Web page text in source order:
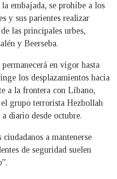
embajada, se prohíbe a los
y sus parientes realizar
las principales urbes,
y Beerseba.
en vigor hasta
los desplazamientos hacia
a la frontera con Líbano,
grupo terrorista Hezbollah
diario desde octubre.
a mantenerse
de seguridad suelen